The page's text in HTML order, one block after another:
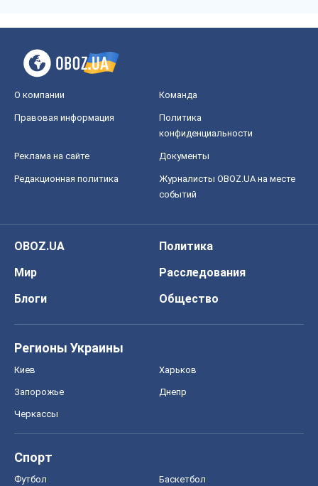
О компании Команда
Правовая информация
Политика
конфиденциальности
Реклама на сайте Документы
Редакционная политика
Журналисты OBOZ.UA на месте
событий
OBOZ.UA
Политика
Мир
Расследования
Блоги
Общество
Регионы Украины
Киев Харьков
Запорожье Днепр
Черкассы
Спорт
Футбол Баскетбол